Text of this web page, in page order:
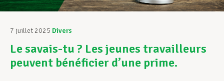
Assistance au Travail
Vos droits
7 juillet 2025 Divers
Le savais-tu ? Les jeunes travailleurs
peuvent bénéficier d’une prime.